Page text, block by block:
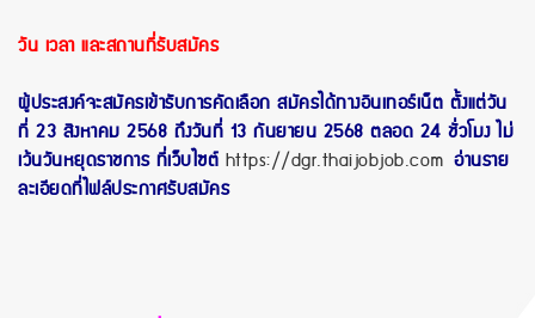
วัน เวลา และสถานที่รับสมัคร
ผู้ประสงค์จะสมัครเข้ารับการคัดเลือก สมัครได้ทางอินเทอร์เน็ต ตั้งแต่วัน
ที่ 23 สิงหาคม 2568 ถึงวันที่ 13 กันยายน 2568 ตลอด 24 ชั่วโมง ไม่
เว้นวันหยุดราชการ ที่เว็บไซต์ https://dgr.thaijobjob.com อ่านราย
ละเอียดที่ไฟล์ประกาศรับสมัคร